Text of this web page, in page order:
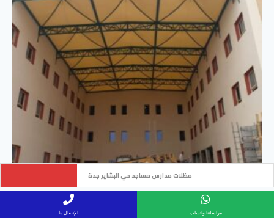
مظلات ممرات مدارس حي السلامة جدة
تركيب سواتر من ألواح الصاج المجلفن حي الياقوت جدة
مراسلتنا واتساب الإتصال بنا